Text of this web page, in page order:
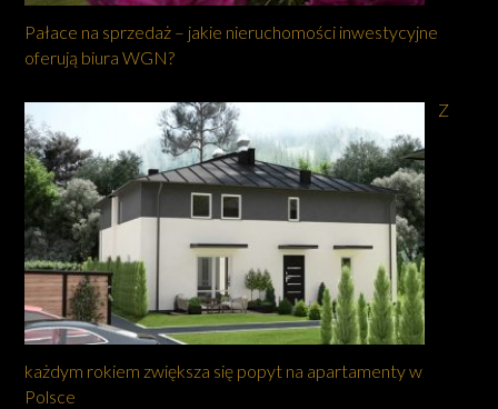
Pałace na sprzedaż – jakie nieruchomości inwestycyjne
oferują biura WGN?
Z
każdym rokiem zwiększa się popyt na apartamenty w
Polsce